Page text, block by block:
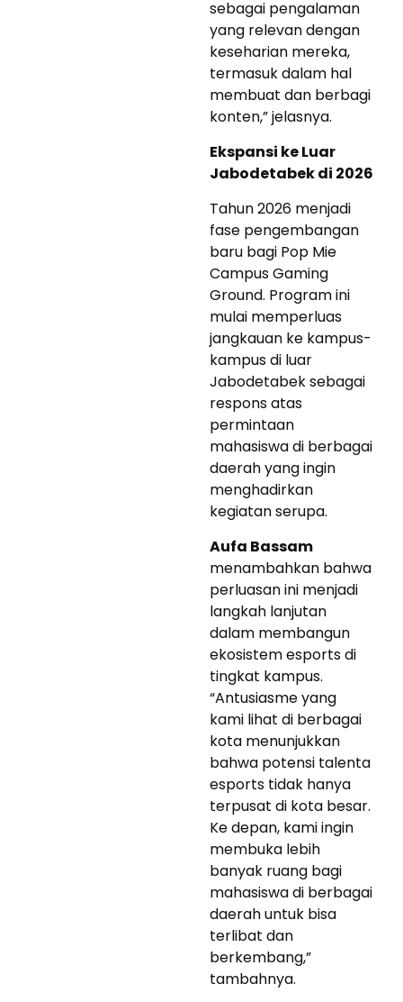
sebagai pengalaman
yang relevan dengan
keseharian mereka,
termasuk dalam hal
membuat dan berbagi
konten,” jelasnya.
Ekspansi ke Luar
Jabodetabek di 2026
Tahun 2026 menjadi
fase pengembangan
baru bagi Pop Mie
Campus Gaming
Ground. Program ini
mulai memperluas
jangkauan ke kampus-
kampus di luar
Jabodetabek sebagai
respons atas
permintaan
mahasiswa di berbagai
daerah yang ingin
menghadirkan
kegiatan serupa.
Aufa Bassam
menambahkan bahwa
perluasan ini menjadi
langkah lanjutan
dalam membangun
ekosistem esports di
tingkat kampus.
“Antusiasme yang
kami lihat di berbagai
kota menunjukkan
bahwa potensi talenta
esports tidak hanya
terpusat di kota besar.
Ke depan, kami ingin
membuka lebih
banyak ruang bagi
mahasiswa di berbagai
daerah untuk bisa
terlibat dan
berkembang,”
tambahnya.